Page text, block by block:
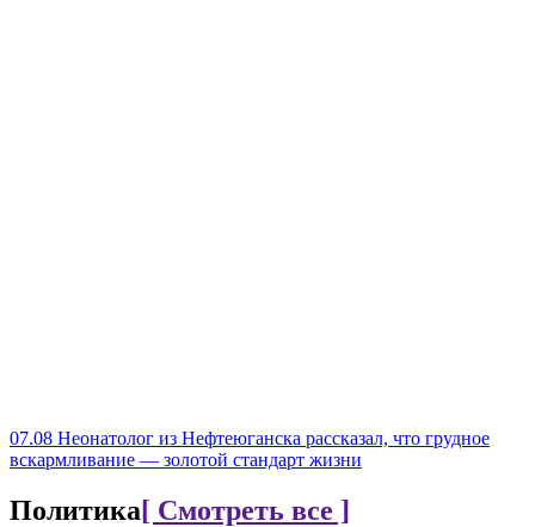
07.08 Неонатолог из Нефтеюганска рассказал, что грудное
вскармливание — золотой стандарт жизни
Политика[ Смотреть все ]